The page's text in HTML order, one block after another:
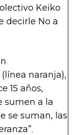
Keiko
decirle No a
naranja),
15 años,
sumen a la
se suman, las